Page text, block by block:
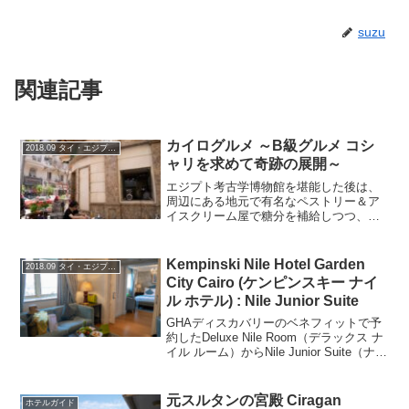
suzu
関連記事
2018.09 タイ・エジプト・トルコの旅
カイログルメ ～B級グルメ コシ
ャリを求めて奇跡の展開～
エジプト考古学博物館を堪能した後は、
周辺にある地元で有名なペストリー＆ア
イスクリーム屋で糖分を補給しつつ、エ
建物が結構ありました。サングラスをか
けていたのであまり意識...
2018.09 タイ・エジプト・トルコの旅
Kempinski Nile Hotel Garden
City Cairo (ケンピンスキー ナイ
ル ホテル) : Nile Junior Suite
GHAディスカバリーのベネフィットで予
約したDeluxe Nile Room（デラックス ナ
イル ルーム）からNile Junior Suite（ナイ
ホテルガイド
元スルタンの宮殿 Ciragan